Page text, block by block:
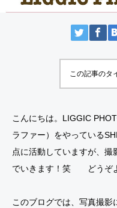
この記事のタ
こんにちは。LIGGIC
ラファー）をやっている
点に活動していますが、撮
でいきます！笑 どうぞよ
このブログでは、写真撮影